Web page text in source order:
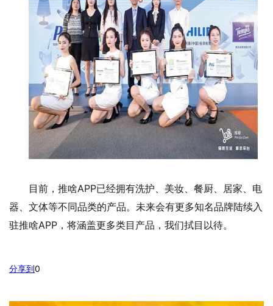
目前，推啥APP已经拥有洗护、美妆、餐厨、居家、电
器、文体等不同品类的产品。未来会有更多知名品牌陆续入
驻推啥APP，将涵盖更多类目产品，我们拭目以待。
分享到0